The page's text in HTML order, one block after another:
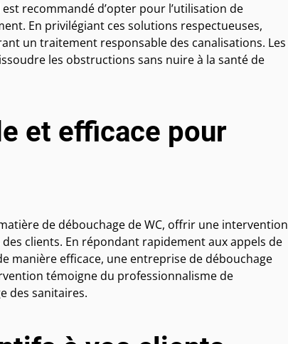
recommandé d’opter pour l’utilisation de
En privilégiant ces solutions respectueuses,
un traitement responsable des canalisations. Les
les obstructions sans nuire à la santé de
et efficace pour
de débouchage de WC, offrir une intervention
clients. En répondant rapidement aux appels de
manière efficace, une entreprise de débouchage
témoigne du professionnalisme de
des sanitaires.